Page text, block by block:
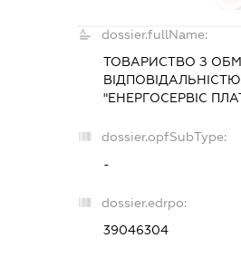
dossier.fullName:
ТОВАРИСТВО З
ВІДПОВІДАЛЬНІСТЮ
"ЕНЕРГОСЕРВІС
dossier.opfSubType:
-
dossier.edrpo:
39046304